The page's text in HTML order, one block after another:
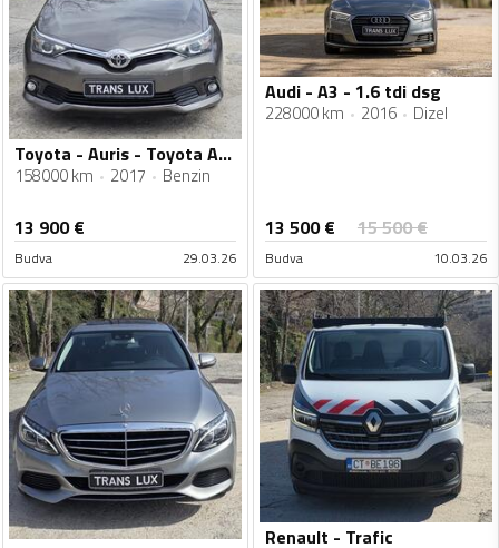
Toyota - Auris - Toyota Auris 1.6benzin
158000 km 2017 Benzin
13 900€
Budva 29.03.26
Audi - A3 - 1.6 tdi dsg
228000 km 2016 Dizel
13 500€ 15 500€
Budva 10.03.26
Renault - Trafic